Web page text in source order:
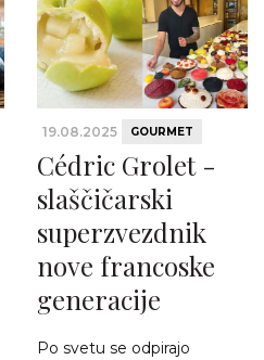
19.08.2025 GOURMET
Cédric Grolet -
slaščičarski
superzvezdnik
nove francoske
generacije
Po svetu se odpirajo